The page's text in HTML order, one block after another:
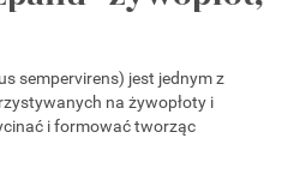
sempervirens) jest jednym z
na żywopłoty i
i formować tworząc